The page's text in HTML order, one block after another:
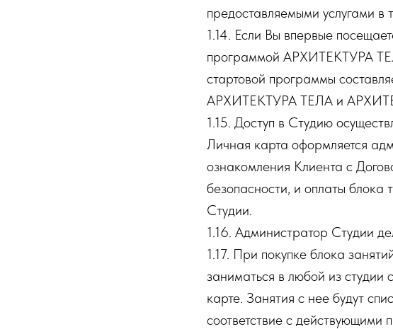
предоставляемыми услугами в
1.14. Если Вы впервые
программой АРХИТЕКТУРА
стартовой программы
АРХИТЕКТУРА ТЕЛА и
1.15. Доступ в Студию
Личная карта оформляется
ознакомления Клиента с
безопасности, и оплаты блока
Студии.
1.16. Администратор Студии
1.17. При покупке блока
заниматься в любой из студии
карте. Занятия с нее будут
соответствие с действующими